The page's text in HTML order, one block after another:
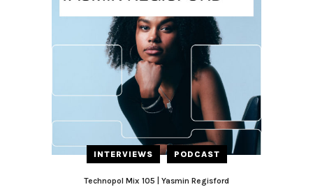
INTERVIEWS PODCAST
Technopol Mix 105 | Yasmin Regisford